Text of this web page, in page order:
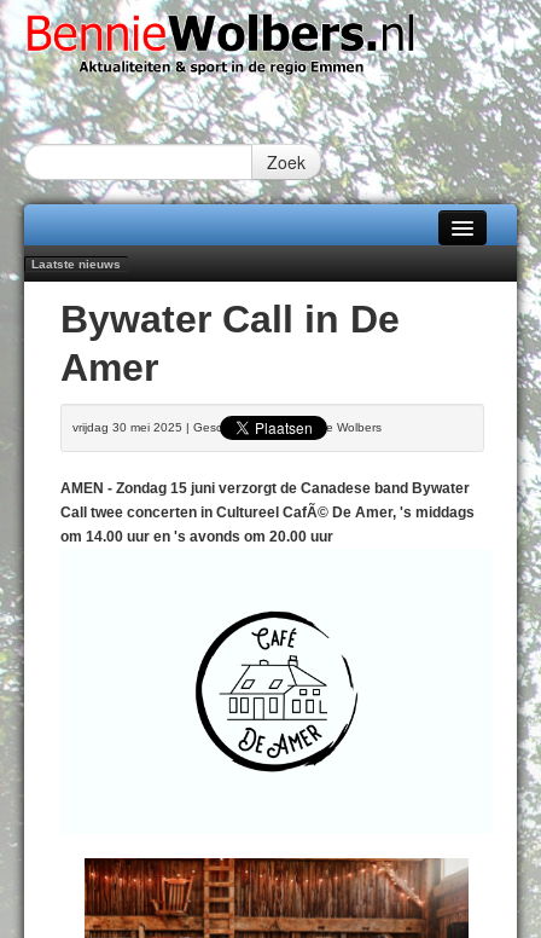
Zoek
Home
Alle categorieën
Over Bennie Wolbers
Fotoboek
Laatste nieuws
Daan Lambers tekent eerste profcontract bij FC Emmen
Jubileumfeest 35 jaar De Amer
Hunzeloopwandeltocht keert op 19 september 2026 terug naar Zuidlaren
102 kaarsen voor eeuwling Mieke Sijbom-Maatje
DONDERDAG 06 AUG 2026
Bywater Call in De
Amer
vrijdag 30 mei 2025 | Geschreven door Bennie Wolbers
AMEN - Zondag 15 juni verzorgt de Canadese band Bywater
Call twee concerten in Cultureel CafÃ© De Amer, 's middags
om 14.00 uur en 's avonds om 20.00 uur